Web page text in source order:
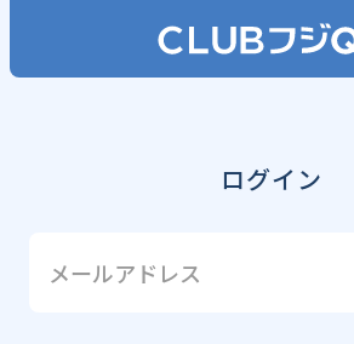
ログイン
メールアドレス